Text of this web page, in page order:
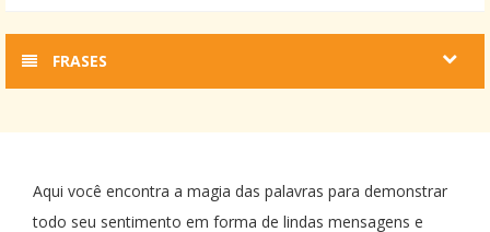
FRASES
Aqui você encontra a magia das palavras para demonstrar
todo seu sentimento em forma de lindas mensagens e